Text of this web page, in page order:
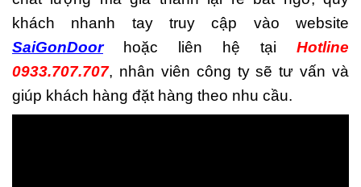
khách nhanh tay truy cập vào website
SaiGonDoorhoặc liên hệ tại Hotline
0933.707.707, nhân viên công ty sẽ tư vấn và
giúp khách hàng đặt hàng theo nhu cầu.